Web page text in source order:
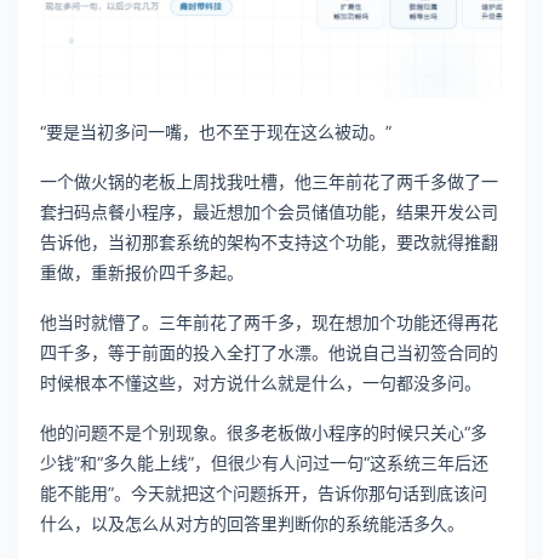
“要是当初多问一嘴，也不至于现在这么被动。”
一个做火锅的老板上周找我吐槽，他三年前花了两千多做了一
套扫码点餐小程序，最近想加个会员储值功能，结果开发公司
告诉他，当初那套系统的架构不支持这个功能，要改就得推翻
重做，重新报价四千多起。
他当时就懵了。三年前花了两千多，现在想加个功能还得再花
四千多，等于前面的投入全打了水漂。他说自己当初签合同的
时候根本不懂这些，对方说什么就是什么，一句都没多问。
他的问题不是个别现象。很多老板做小程序的时候只关心“多
少钱”和“多久能上线”，但很少有人问过一句“这系统三年后还
能不能用”。今天就把这个问题拆开，告诉你那句话到底该问
什么，以及怎么从对方的回答里判断你的系统能活多久。